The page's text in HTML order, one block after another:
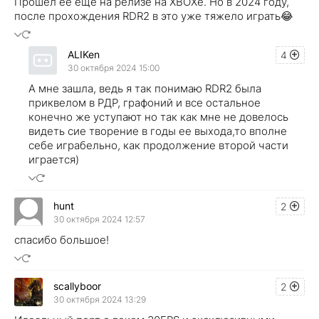
после прохождения RDR2 в это уже тяжело играть😂
4
ALIKen
30 октября 2024 15:00
А мне зашла, ведь я так понимаю RDR2 была
приквелом в РДР, графоний и все остальное
конечно же уступают но так как мне не довелось
видеть сие творение в годы ее выхода,то вполне
себе играбельно, как продолжение второй части
играется)
2
hunt
30 октября 2024 12:57
спасибо большое!
2
scallyboor
30 октября 2024 13:29